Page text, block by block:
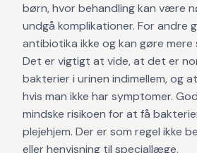
børn, hvor behandling kan være
undgå komplikationer. For andre
antibiotika ikke og kan gøre mere
Det er vigtigt at vide, at det er
bakterier i urinen indimellem, og
hvis man ikke har symptomer.
mindske risikoen for at få
plejehjem. Der er som regel ikke
eller henvisning til speciallæge.